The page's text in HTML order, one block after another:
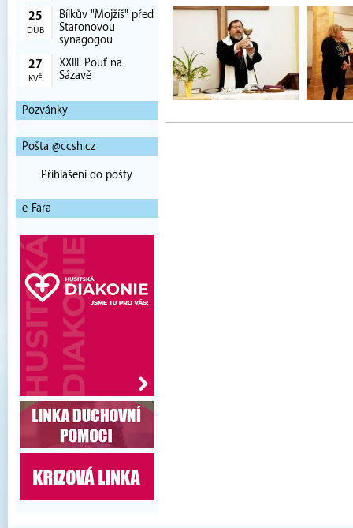
25
DUB
Bílkův "Mojžíš" před
Staronovou
synagogou
27
KVĚ
XXIII. Pouť na
Sázavě
Pozvánky
Pošta @ccsh.cz
Přihlášení do pošty
e-Fara